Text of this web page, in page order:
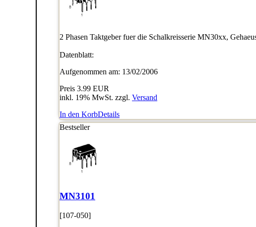
2 Phasen Taktgeber fuer die Schalkreisserie MN30xx,
Datenblatt:
Aufgenommen am: 13/02/2006
Preis 3.99 EUR
inkl. 19% MwSt. zzgl. Versand
In den KorbDetails
Bestseller
MN3101
[107-050]